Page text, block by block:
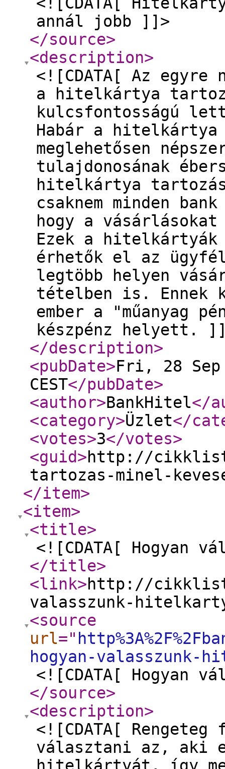
annál jobb ]]>
</source>
<description>
<![CDATA[ Az egyre
a hitelkártya
kulcsfontosságú
Habár a hitelkártya
meglehetősen
tulajdonosának
hitelkártya
csaknem minden
hogy a
Ezek a
érhetők el az
legtöbb helyen
tételben is. Ennek
ember a "műanyag
készpénz helyett.
</description>
<pubDate>Fri, 28 Sep
CEST</pubDate>
<author>BankHitel</
<category>Üzlet</
<votes>3</votes>
<guid>http://
tartozas-minel-
</item>
<item>
<title>
<![CDATA[ Hogyan
</title>
<link>http://
valasszunk-
<source
url="
hogyan-
<![CDATA[ Hogyan
</source>
<description>
<![CDATA[
választani az, aki